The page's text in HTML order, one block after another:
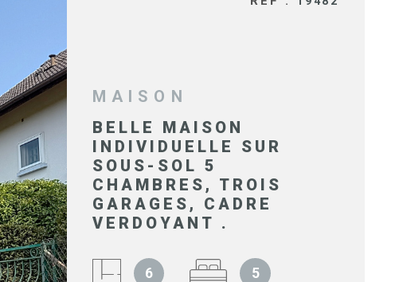
SYNDIC
MAISON
BELLE MAISON
INDIVIDUELLE SUR
SOUS-SOL 5
CHAMBRES, TROIS
GARAGES, CADRE
VERDOYANT .
6 5